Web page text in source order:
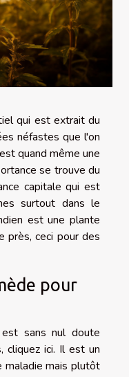
qui est extrait du
néfastes que l'on
quand même une
se trouve du
capitale qui est
surtout dans le
est une plante
près, ceci pour des
pour
sans nul doute
, cliquez ici. Il est un
maladie mais plutôt